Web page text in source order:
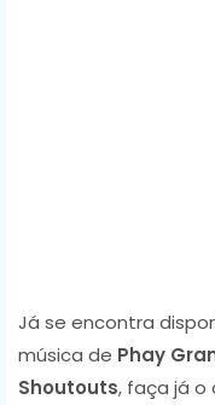
Já se encontra
música de Phay
Shoutouts, faça já o